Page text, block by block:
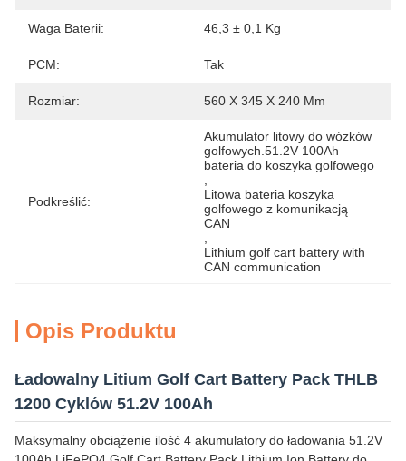
Waga Baterii: 46,3 ± 0,1 Kg
PCM: Tak
Rozmiar: 560 X 345 X 240 Mm
Podkreślić:
Akumulator litowy do wózków
golfowych.51.2V 100Ah
bateria do koszyka golfowego
Litowa bateria koszyka
golfowego z komunikacją
CAN
Lithium golf cart battery with
CAN communication
Opis Produktu
Ładowalny Litium Golf Cart Battery Pack THLB
1200 Cyklów 51.2V 100Ah
Maksymalny obciążenie ilość 4 akumulatory do ładowania 51.2V